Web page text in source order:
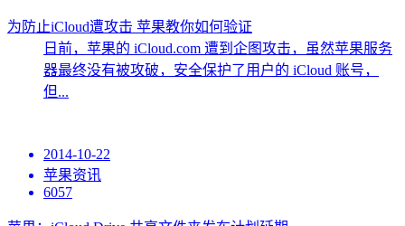
为防止iCloud遭攻击 苹果教你如何验证
日前，苹果的 iCloud.com 遭到企图攻击，虽然苹果服务
器最终没有被攻破，安全保护了用户的 iCloud 账号，
但...
2014-10-22
苹果资讯
6057